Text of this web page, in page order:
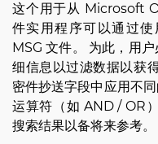
这个用于从 Microsoft
件实用程序可以通过
MSG 文件。 为此，用
细信息以过滤数据以获
密件抄送字段中应用不
运算符（如 AND / OR
搜索结果以备将来参考。